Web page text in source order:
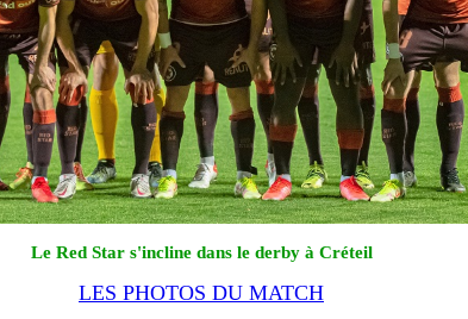
Le Red Star s'incline dans le derby à Créteil
LES PHOTOS DU MATCH